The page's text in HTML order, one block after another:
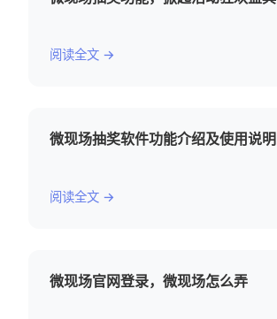
阅读全文 →
微现场抽奖软件功能介绍及使用说明
阅读全文 →
微现场官网登录，微现场怎么弄